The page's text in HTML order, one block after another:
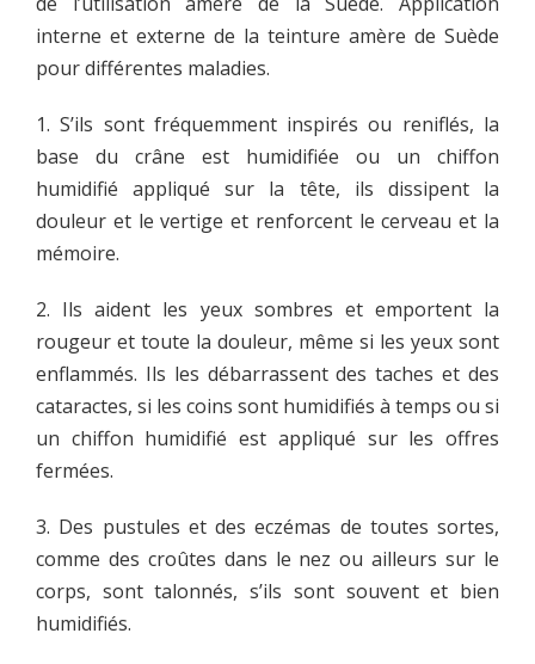
interne et externe de la teinture amère de Suède
pour différentes maladies.
1. S’ils sont fréquemment inspirés ou reniflés, la
base du crâne est humidifiée ou un chiffon
humidifié appliqué sur la tête, ils dissipent la
douleur et le vertige et renforcent le cerveau et la
mémoire.
2. Ils aident les yeux sombres et emportent la
rougeur et toute la douleur, même si les yeux sont
enflammés. Ils les débarrassent des taches et des
cataractes, si les coins sont humidifiés à temps ou si
un chiffon humidifié est appliqué sur les offres
fermées.
3. Des pustules et des eczémas de toutes sortes,
comme des croûtes dans le nez ou ailleurs sur le
corps, sont talonnés, s’ils sont souvent et bien
humidifiés.